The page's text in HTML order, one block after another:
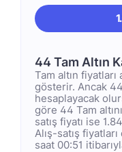
44 Tam Altın
Tam altın
gösterir. Ancak
hesaplayacak
göre 44 Tam
satış fiyatı ise
Alış-satış
saat 00:51